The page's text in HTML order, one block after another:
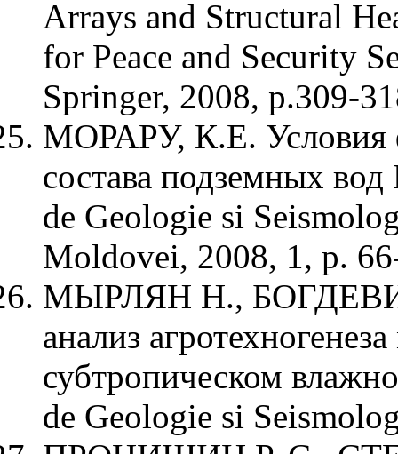
Arrays and Structural
for Peace and Security
Springer, 2008, p.309-
МОРАРУ, К.Е. Условия
состава подземных
de Geologie si
Moldovei, 2008, 1, p.
МЫРЛЯН Н.,
анализ
субтропическом
de Geologie si